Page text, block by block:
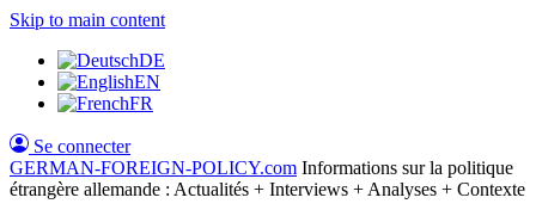
Skip to main content
DE
EN
FR
Se connecter
GERMAN-FOREIGN-POLICY.com Informations sur la politique
étrangère allemande : Actualités + Interviews + Analyses + Contexte